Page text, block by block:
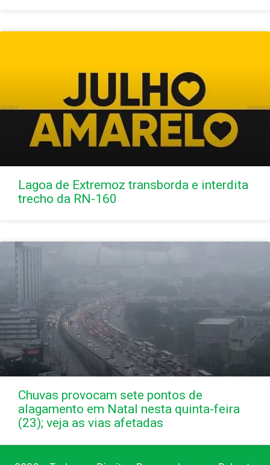
Lagoa de Extremoz transborda e interdita
trecho da RN-160
Chuvas provocam sete pontos de
alagamento em Natal nesta quinta-feira
(23); veja as vias afetadas